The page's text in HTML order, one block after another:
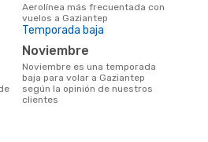
Aerolínea más frecuentada con
vuelos a Gaziantep
Temporada baja
noviembre
noviembre es una temporada
baja para volar a Gaziantep
según la opinión de nuestros
clientes